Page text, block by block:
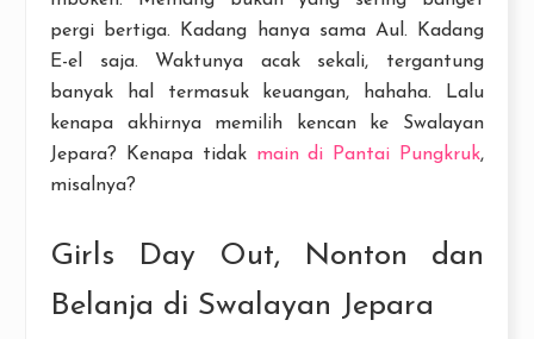
pergi bertiga. Kadang hanya sama Aul. Kadang
E-el saja. Waktunya acak sekali, tergantung
banyak hal termasuk keuangan, hahaha. Lalu
kenapa akhirnya memilih kencan ke Swalayan
Jepara? Kenapa tidak main di Pantai Pungkruk,
misalnya?
Girls Day Out, Nonton dan
Belanja di Swalayan Jepara